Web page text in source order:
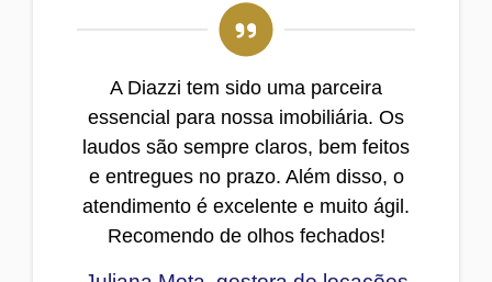
A Diazzi tem sido uma parceira
essencial para nossa imobiliária. Os
laudos são sempre claros, bem feitos
e entregues no prazo. Além disso, o
atendimento é excelente e muito ágil.
Recomendo de olhos fechados!